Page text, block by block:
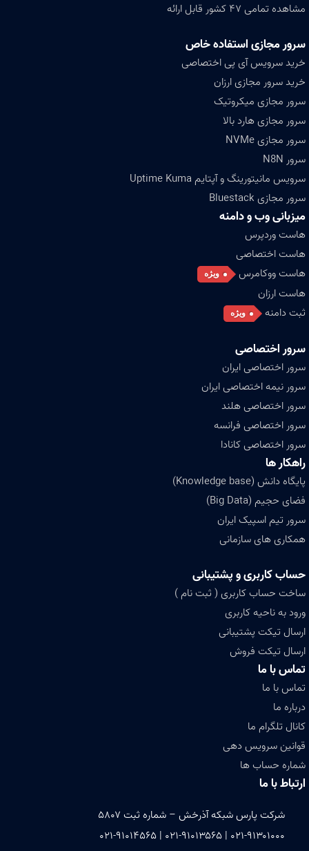
مشاهده تمامی ۴۷ کشور قابل ارائه
سرور مجازی استفاده خاص
خرید سرویس آی پی اختصاصی
خرید سرور مجازی ارزان
سرور مجازی میکروتیک
سرور مجازی هارد بالا
سرور مجازی NVMe
سرور N8N
سرویس مانیتورینگ و آپتایم Uptime Kuma
سرور مجازی Bluestack
میزبانی وب و دامنه
هاست وردپرس
هاست اختصاصی
هاست ووکامرس
ویژه
هاست ارزان
ثبت دامنه
ویژه
سرور اختصاصی
سرور اختصاصی ایران
سرور نیمه اختصاصی ایران
سرور اختصاصی هلند
سرور اختصاصی فرانسه
سرور اختصاصی کانادا
راهکار ها
پایگاه دانش (Knowledge base)
فضای حجیم (Big Data)
سرور تیم اسپیک ایران
همکاری های سازمانی
حساب کاربری و پشتیبانی
ساخت حساب کاربری ( ثبت نام )
ورود به ناحیه کاربری
ارسال تیکت پشتیبانی
ارسال تیکت فروش
تماس با ما
تماس با ما
درباره ما
کانال تلگرام ما
قوانین سرویس دهی
شماره حساب ها
ارتباط با ما
شرکت پارس شبکه آذرخش – شماره ثبت ۵۸۰۷
۰۲۱-۹۱۳۰۱۰۰۰ | ۰۲۱-۹۱۰۱۳۵۶۵ | ۰۲۱-۹۱۰۱۴۵۶۵